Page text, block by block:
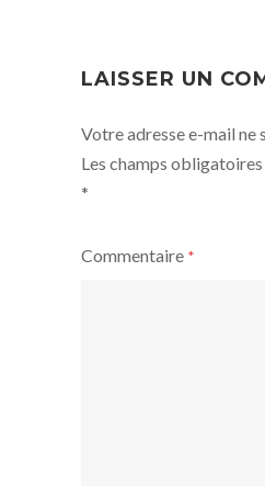
LAISSER UN
Votre adresse e-mail ne
Les champs
*
Commentaire *